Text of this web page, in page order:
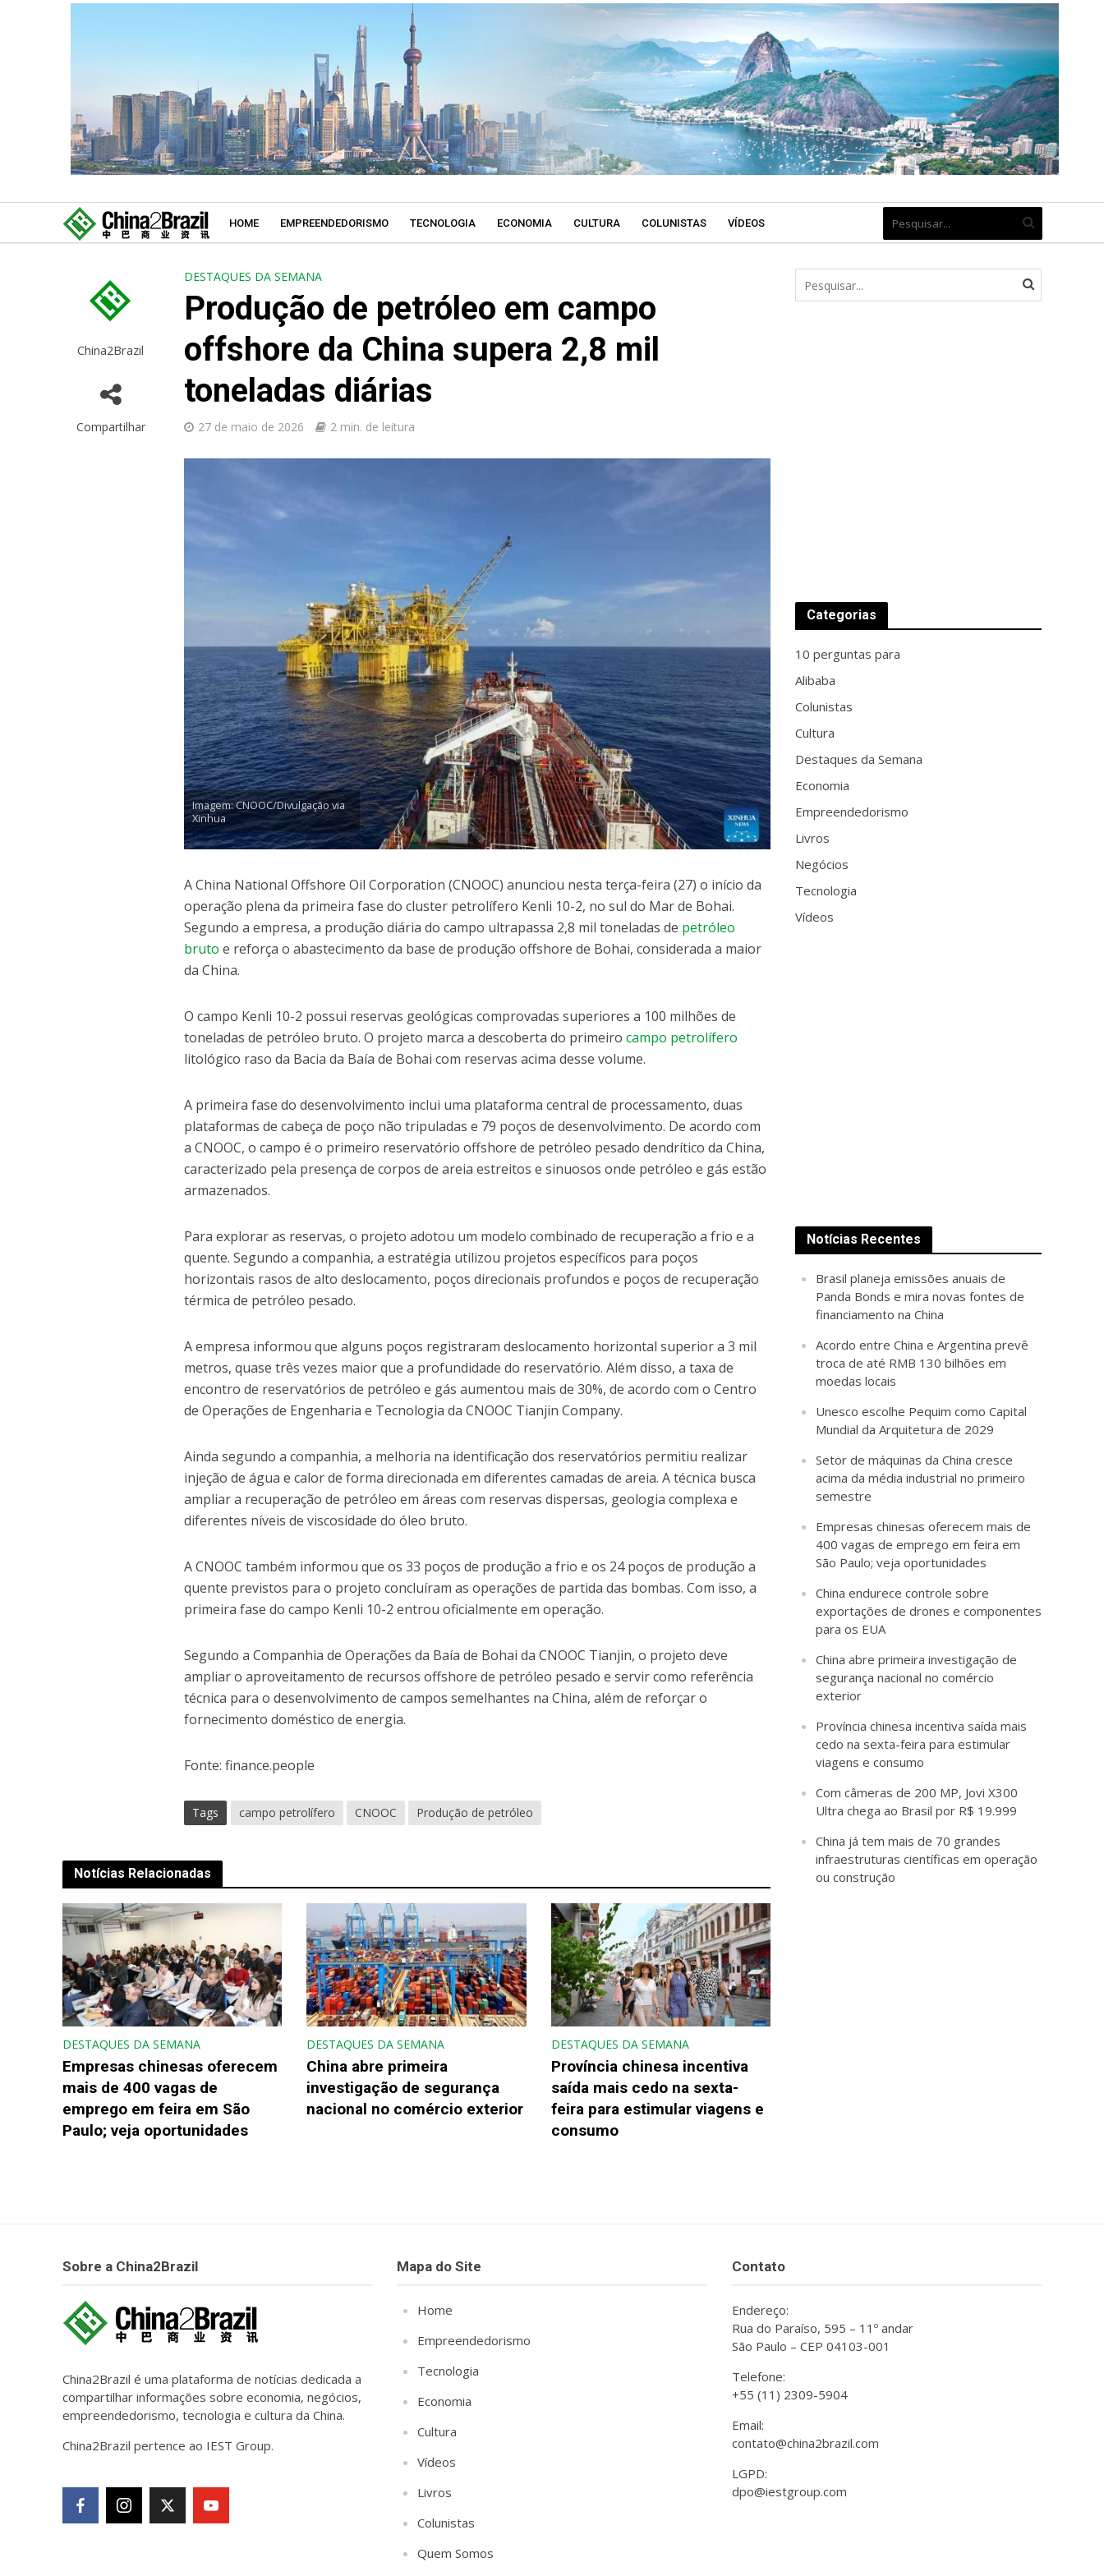
HOME EMPREENDEDORISMO TECNOLOGIA ECONOMIA CULTURA COLUNISTAS VÍDEOS
China2Brazil
Compartilhar
DESTAQUES DA SEMANA
Produção de petróleo em campo
offshore da China supera 2,8 mil
toneladas diárias
27 de maio de 2026 2 min. de leitura
Imagem: CNOOC/Divulgação via
Xinhua
A China National Offshore Oil Corporation (CNOOC) anunciou nesta terça-feira (27) o início da
operação plena da primeira fase do cluster petrolífero Kenli 10-2, no sul do Mar de Bohai.
Segundo a empresa, a produção diária do campo ultrapassa 2,8 mil toneladas de petróleo
bruto e reforça o abastecimento da base de produção offshore de Bohai, considerada a maior
da China.
O campo Kenli 10-2 possui reservas geológicas comprovadas superiores a 100 milhões de
toneladas de petróleo bruto. O projeto marca a descoberta do primeiro campo petrolífero
litológico raso da Bacia da Baía de Bohai com reservas acima desse volume.
A primeira fase do desenvolvimento inclui uma plataforma central de processamento, duas
plataformas de cabeça de poço não tripuladas e 79 poços de desenvolvimento. De acordo com
a CNOOC, o campo é o primeiro reservatório offshore de petróleo pesado dendrítico da China,
caracterizado pela presença de corpos de areia estreitos e sinuosos onde petróleo e gás estão
armazenados.
Para explorar as reservas, o projeto adotou um modelo combinado de recuperação a frio e a
quente. Segundo a companhia, a estratégia utilizou projetos específicos para poços
horizontais rasos de alto deslocamento, poços direcionais profundos e poços de recuperação
térmica de petróleo pesado.
A empresa informou que alguns poços registraram deslocamento horizontal superior a 3 mil
metros, quase três vezes maior que a profundidade do reservatório. Além disso, a taxa de
encontro de reservatórios de petróleo e gás aumentou mais de 30%, de acordo com o Centro
de Operações de Engenharia e Tecnologia da CNOOC Tianjin Company.
Ainda segundo a companhia, a melhoria na identificação dos reservatórios permitiu realizar
injeção de água e calor de forma direcionada em diferentes camadas de areia. A técnica busca
ampliar a recuperação de petróleo em áreas com reservas dispersas, geologia complexa e
diferentes níveis de viscosidade do óleo bruto.
A CNOOC também informou que os 33 poços de produção a frio e os 24 poços de produção a
quente previstos para o projeto concluíram as operações de partida das bombas. Com isso, a
primeira fase do campo Kenli 10-2 entrou oficialmente em operação.
Segundo a Companhia de Operações da Baía de Bohai da CNOOC Tianjin, o projeto deve
ampliar o aproveitamento de recursos offshore de petróleo pesado e servir como referência
técnica para o desenvolvimento de campos semelhantes na China, além de reforçar o
fornecimento doméstico de energia.
Fonte: finance.people
Tags campo petrolífero CNOOC Produção de petróleo
Notícias Relacionadas
DESTAQUES DA SEMANA
Empresas chinesas oferecem
mais de 400 vagas de
emprego em feira em São
Paulo; veja oportunidades
DESTAQUES DA SEMANA
China abre primeira
investigação de segurança
nacional no comércio exterior
DESTAQUES DA SEMANA
Província chinesa incentiva
saída mais cedo na sexta-
feira para estimular viagens e
consumo
Categorias
10 perguntas para
Alibaba
Colunistas
Cultura
Destaques da Semana
Economia
Empreendedorismo
Livros
Negócios
Tecnologia
Vídeos
Notícias Recentes
Brasil planeja emissões anuais de
Panda Bonds e mira novas fontes de
financiamento na China
Acordo entre China e Argentina prevê
troca de até RMB 130 bilhões em
moedas locais
Unesco escolhe Pequim como Capital
Mundial da Arquitetura de 2029
Setor de máquinas da China cresce
acima da média industrial no primeiro
semestre
Empresas chinesas oferecem mais de
400 vagas de emprego em feira em
São Paulo; veja oportunidades
China endurece controle sobre
exportações de drones e componentes
para os EUA
China abre primeira investigação de
segurança nacional no comércio
exterior
Província chinesa incentiva saída mais
cedo na sexta-feira para estimular
viagens e consumo
Com câmeras de 200 MP, Jovi X300
Ultra chega ao Brasil por R$ 19.999
China já tem mais de 70 grandes
infraestruturas científicas em operação
ou construção
Sobre a China2Brazil
China2Brazil é uma plataforma de notícias dedicada a
compartilhar informações sobre economia, negócios,
empreendedorismo, tecnologia e cultura da China.
China2Brazil pertence ao IEST Group.
Mapa do Site
Home
Empreendedorismo
Tecnologia
Economia
Cultura
Vídeos
Livros
Colunistas
Quem Somos
Contato
Endereço:
Rua do Paraíso, 595 – 11º andar
São Paulo – CEP 04103-001
Telefone:
+55 (11) 2309-5904
Email:
contato@china2brazil.com
LGPD:
dpo@iestgroup.com